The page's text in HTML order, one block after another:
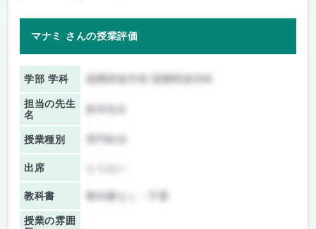
マナミ さんの授業評価
学部 学科
担当の先生
名
授業種別
出席
教科書 教科書なし・不要
授業の雰囲